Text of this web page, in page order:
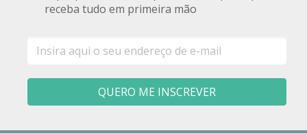
receba tudo em primeira mão
mail
QUERO ME INSCREVER